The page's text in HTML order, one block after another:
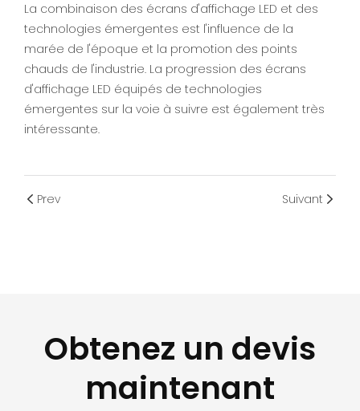
La combinaison des écrans d'affichage LED et des
technologies émergentes est l'influence de la
marée de l'époque et la promotion des points
chauds de l'industrie. La progression des écrans
d'affichage LED équipés de technologies
émergentes sur la voie à suivre est également très
intéressante.
Prev Suivant
Obtenez un devis
maintenant